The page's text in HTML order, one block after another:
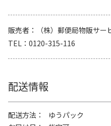
販売者
（株）郵便局物販サ
TEL
0120-315-116
配送情報
配送方法
ゆうパック